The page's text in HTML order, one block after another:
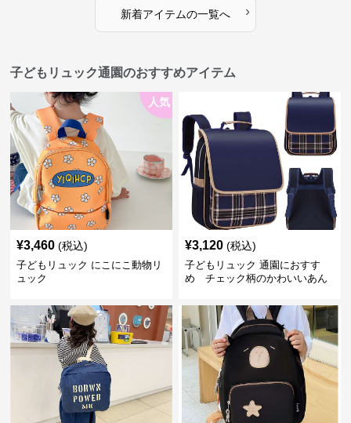
新着アイテムの一覧へ ›
子どもリュック通園のおすすめアイテム
人気
¥3,460 (税込)
子どもリュック にこにこ動物リ
ュック
¥3,120 (税込)
子どもリュック 通園におすす
め チェック柄のかわいいあん